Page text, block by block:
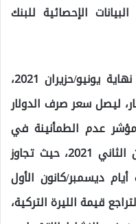
البيانات الإحصائية للبنك
بدأت مخاوف حول أزمة الليرة مع نهاية يونيو/حزيران 2021،
ليصل سعر صرف الدولار
كان مؤشر عدم الطمأنينة في
أكتوبر/تشرين الأول ونوفمبر/تشرين الثاني 2021، حيث تجاوز
ليرة، وكانت أيام ديسمبر/كانون الأول
قيمة الليرة التركية،